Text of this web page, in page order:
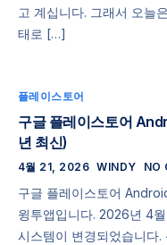
고 계십니다. 그래서 오늘
태로 […]
플레이스토어
구글 플레이스토어
년 최신)
4월 21, 2026 WINDY NO
구글 플레이스토어
윙투앱입니다. 2026년 4
시스템이 변경되었습니다